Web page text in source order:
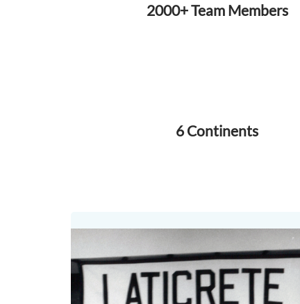
2000+ Team Members
6 Continents